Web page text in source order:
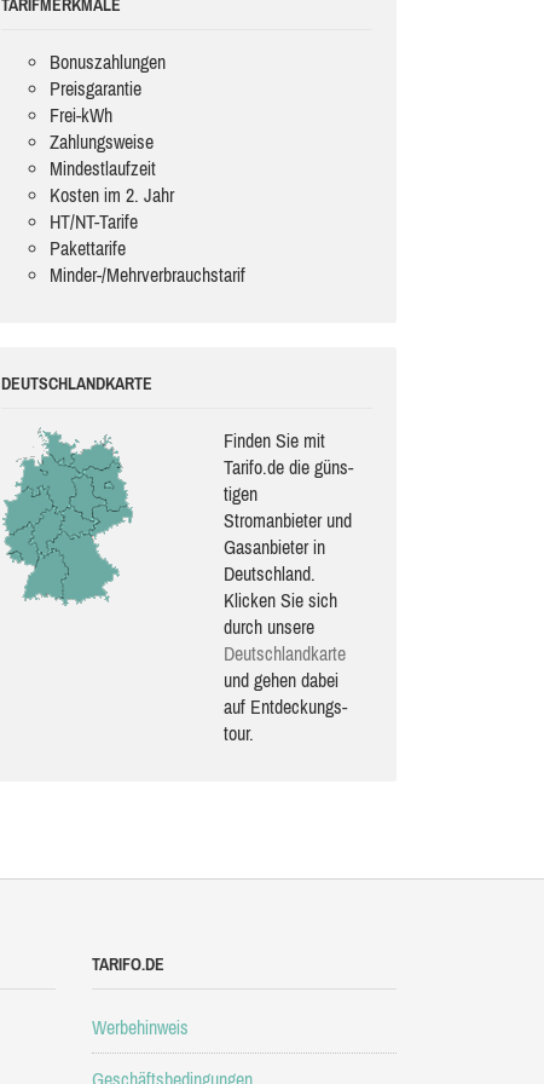
TARIFMERKMALE
Bonuszahlungen
Preisgarantie
Frei-kWh
Zahlungsweise
Mindestlaufzeit
Kosten im 2. Jahr
HT/NT-Tarife
Pakettarife
Minder-/Mehrverbrauchstarif
DEUTSCHLANDKARTE
Finden Sie mit
Tarifo.de die güns­
ti­gen
Stromanbieter und
Gasanbieter in
Deutschland.
Klicken Sie sich
durch unsere
Deutsch­land­karte
und gehen dabei
auf Ent­de­ckungs­
tour.
TARIFO.DE
Werbehinweis
Geschäftsbedingungen